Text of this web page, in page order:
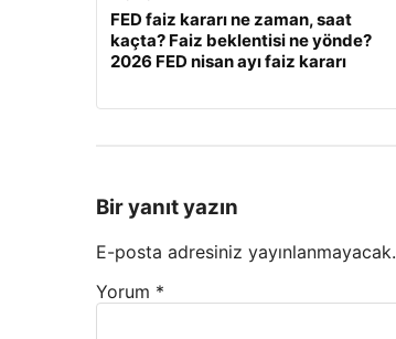
FED faiz kararı ne zaman, saat
kaçta? Faiz beklentisi ne yönde?
2026 FED nisan ayı faiz kararı
Bir yanıt yazın
E-posta adresiniz yayınlanmayacak.
Yorum *